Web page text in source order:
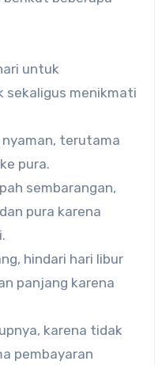
untuk
sekaligus menikmati
nyaman, terutama
pura.
sembarangan,
pura karena
hindari hari libur
panjang karena
karena tidak
pembayaran